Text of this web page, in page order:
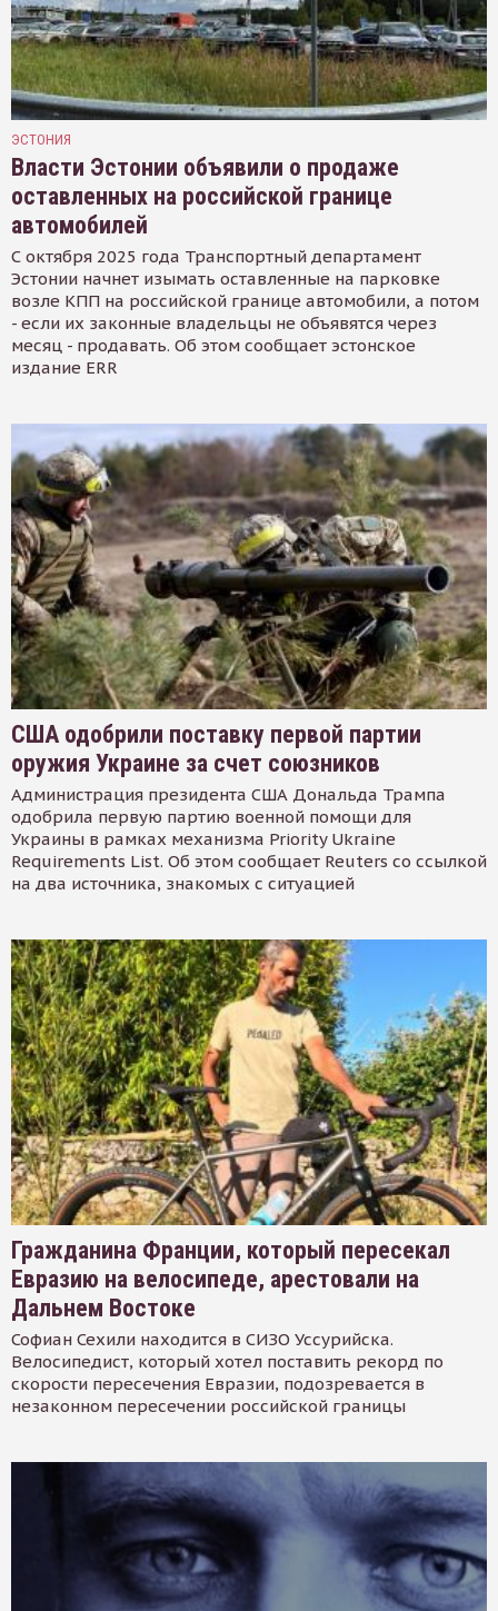
ЭСТОНИЯ
Власти Эстонии объявили о продаже
оставленных на российской границе
автомобилей
С октября 2025 года Транспортный департамент
Эстонии начнет изымать оставленные на парковке
возле КПП на российской границе автомобили, а потом
- если их законные владельцы не объявятся через
месяц - продавать. Об этом сообщает эстонское
издание ERR
США одобрили поставку первой партии
оружия Украине за счет союзников
Администрация президента США Дональда Трампа
одобрила первую партию военной помощи для
Украины в рамках механизма Priority Ukraine
Requirements List. Об этом сообщает Reuters со ссылкой
на два источника, знакомых с ситуацией
Гражданина Франции, который пересекал
Евразию на велосипеде, арестовали на
Дальнем Востоке
Софиан Сехили находится в СИЗО Уссурийска.
Велосипедист, который хотел поставить рекорд по
скорости пересечения Евразии, подозревается в
незаконном пересечении российской границы